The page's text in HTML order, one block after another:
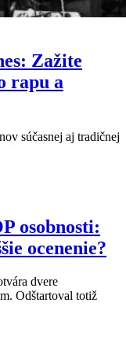
Zažite
rapu a
súčasnej aj tradičnej
osobnosti:
ocenenie?
dvere
Odštartoval totiž